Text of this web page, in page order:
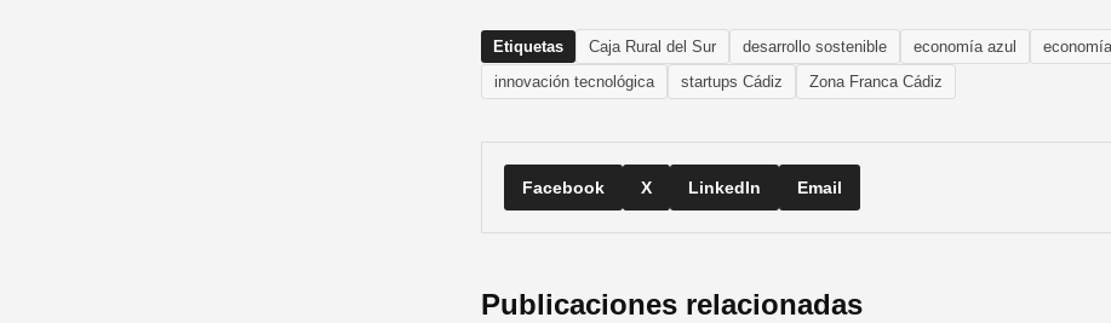
Etiquetas Caja Rural del Sur desarrollo sostenible economía azul
innovación tecnológica
startups Cádiz Zona Franca Cádiz
Facebook X LinkedIn Email
Publicaciones relacionadas